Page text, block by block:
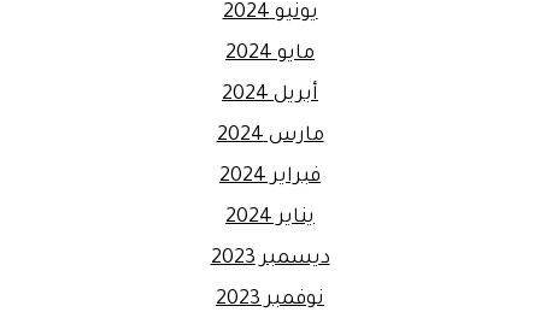
يونيو 2024
مايو 2024
أبريل 2024
مارس 2024
فبراير 2024
يناير 2024
ديسمبر 2023
نوفمبر 2023